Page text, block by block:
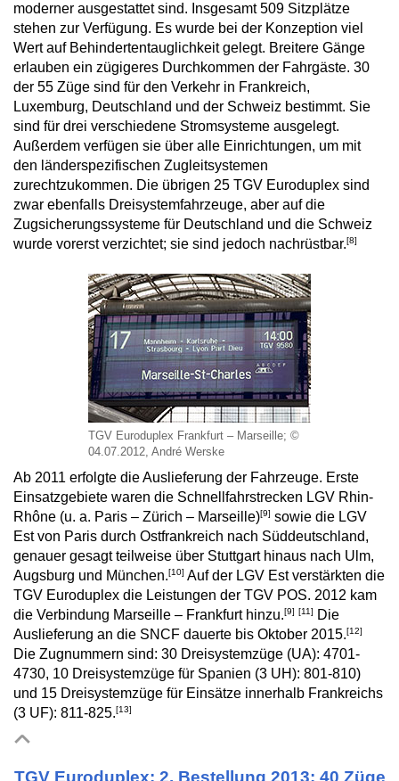
moderner ausgestattet sind. Insgesamt 509 Sitzplätze
stehen zur Verfügung. Es wurde bei der Konzeption viel
Wert auf Behindertentauglichkeit gelegt. Breitere Gänge
erlauben ein zügigeres Durchkommen der Fahrgäste. 30
der 55 Züge sind für den Verkehr in Frankreich,
Luxemburg, Deutschland und der Schweiz bestimmt. Sie
sind für drei verschiedene Stromsysteme ausgelegt.
Außerdem verfügen sie über alle Einrichtungen, um mit
den länderspezifischen Zugleitsystemen
zurechtzukommen. Die übrigen 25 TGV Euroduplex sind
zwar ebenfalls Dreisystemfahrzeuge, aber auf die
Zugsicherungssysteme für Deutschland und die Schweiz
wurde vorerst verzichtet; sie sind jedoch nachrüstbar.[8]
TGV Euroduplex Frankfurt – Marseille; ©
04.07.2012, André Werske
Ab 2011 erfolgte die Auslieferung der Fahrzeuge. Erste
Einsatzgebiete waren die Schnellfahrstrecken LGV Rhin-
Rhône (u. a. Paris – Zürich – Marseille)[9] sowie die LGV
Est von Paris durch Ostfrankreich nach Süddeutschland,
genauer gesagt teilweise über Stuttgart hinaus nach Ulm,
Augsburg und München.[10] Auf der LGV Est verstärkten die
TGV Euroduplex die Leistungen der TGV POS. 2012 kam
die Verbindung Marseille – Frankfurt hinzu.[9] [11]
Die
Auslieferung an die SNCF dauerte bis Oktober 2015.[12]
Die Zugnummern sind: 30 Dreisystemzüge (UA): 4701-
4730, 10 Dreisystemzüge für Spanien (3 UH): 801-810)
und 15 Dreisystemzüge für Einsätze innerhalb Frankreichs
(3 UF): 811-825.[13]
TGV Euroduplex: 2. Bestellung 2013: 40 Züge